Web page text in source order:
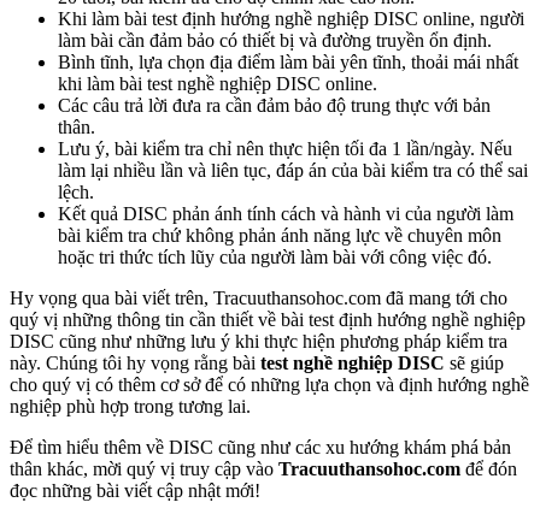
Khi làm bài test định hướng nghề nghiệp DISC online, người
làm bài cần đảm bảo có thiết bị và đường truyền ổn định.
Bình tĩnh, lựa chọn địa điểm làm bài yên tĩnh, thoải mái nhất
khi làm bài test nghề nghiệp DISC online.
Các câu trả lời đưa ra cần đảm bảo độ trung thực với bản
thân.
Lưu ý, bài kiểm tra chỉ nên thực hiện tối đa 1 lần/ngày. Nếu
làm lại nhiều lần và liên tục, đáp án của bài kiểm tra có thể sai
lệch.
Kết quả DISC phản ánh tính cách và hành vi của người làm
bài kiểm tra chứ không phản ánh năng lực về chuyên môn
hoặc tri thức tích lũy của người làm bài với công việc đó.
Hy vọng qua bài viết trên, Tracuuthansohoc.com đã mang tới cho
quý vị những thông tin cần thiết về bài test định hướng nghề nghiệp
DISC cũng như những lưu ý khi thực hiện phương pháp kiểm tra
này. Chúng tôi hy vọng rằng bài test nghề nghiệp DISC sẽ giúp
cho quý vị có thêm cơ sở để có những lựa chọn và định hướng nghề
nghiệp phù hợp trong tương lai.
Để tìm hiểu thêm về DISC cũng như các xu hướng khám phá bản
thân khác, mời quý vị truy cập vào Tracuuthansohoc.com để đón
đọc những bài viết cập nhật mới!